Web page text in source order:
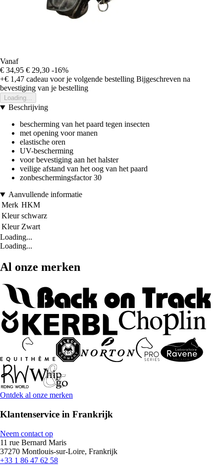
Vanaf
€ 34,95 € 29,30 -16%
+€ 1,47 cadeau voor je volgende bestelling Bijgeschreven na
bevestiging van je bestelling
Loading...
Beschrijving
bescherming van het paard tegen insecten
met opening voor manen
elastische oren
UV-bescherming
voor bevestiging aan het halster
veilige afstand van het oog van het paard
zonbeschermingsfactor 30
Aanvullende informatie
Merk HKM
Kleur schwarz
Kleur Zwart
Loading...
Loading...
Al onze merken
Ontdek al onze merken
Klantenservice in Frankrijk
Neem contact op
11 rue Bernard Maris
37270 Montlouis-sur-Loire, Frankrijk
+33 1 86 47 62 58